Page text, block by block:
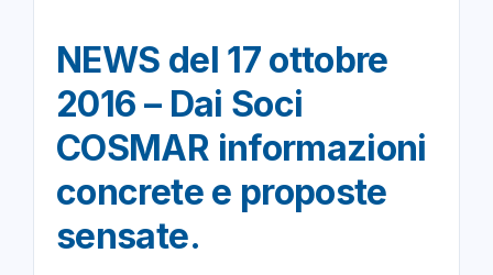
NEWS del 17 ottobre
2016 – Dai Soci
COSMAR informazioni
concrete e proposte
sensate.